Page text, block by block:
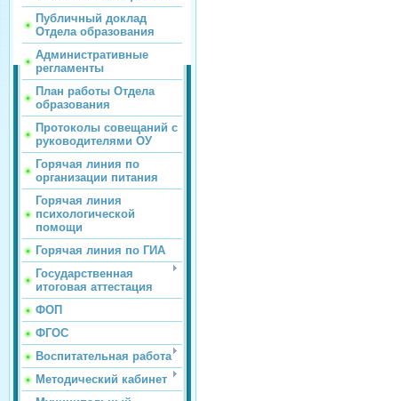
Публичный доклад
Отдела образования
Административные
регламенты
План работы Отдела
образования
Протоколы совещаний с
руководителями ОУ
Горячая линия по
организации питания
Горячая линия
психологической
помощи
Горячая линия по ГИА
Государственная
итоговая аттестация
ФОП
ФГОС
Воспитательная работа
Методический кабинет